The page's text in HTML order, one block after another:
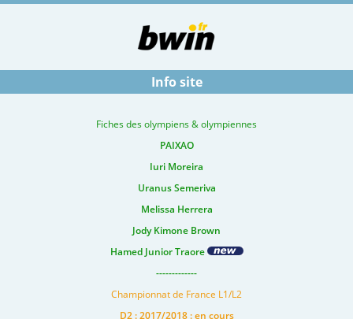
Info site
Fiches des olympiens & olympiennes
PAIXAO
Iuri Moreira
Uranus Semeriva
Melissa Herrera
Jody Kimone Brown
Hamed Junior Traore
-------------
Championnat de France L1/L2
D2 : 2017/2018 : en cours